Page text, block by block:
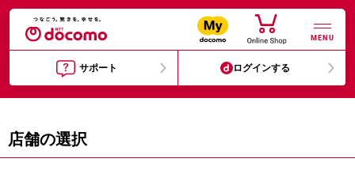
MENU
サポート ログインする
店舗の選択